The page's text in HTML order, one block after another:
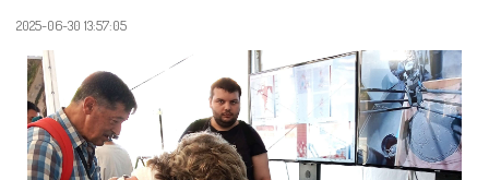
2025-06-30 13:57:05